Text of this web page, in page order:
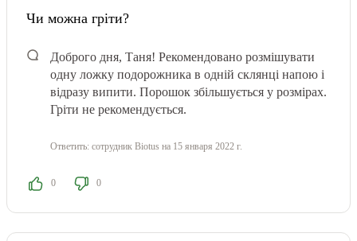
Чи можна гріти?
Доброго дня, Таня! Рекомендовано розмішувати
одну ложку подорожника в одній склянці напою і
відразу випити. Порошок збільшується у розмірах.
Гріти не рекомендується.
Ответить: сотрудник Biotus на 15 января 2022 г.
0 0